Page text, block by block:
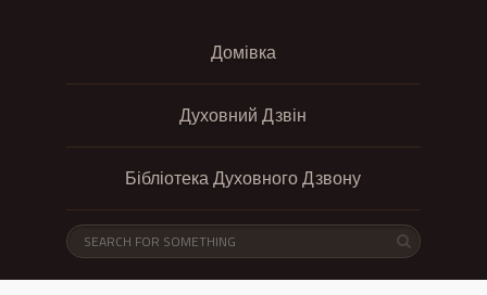
Домівка
Духовний Дзвін
Бібліотека Духовного Дзвону